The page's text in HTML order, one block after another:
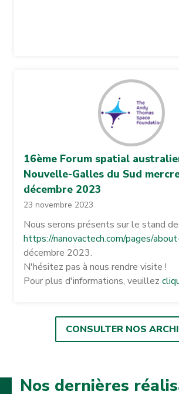
16ème Forum spatial
Nouvelle-Galles du Sud
décembre 2023
23 novembre 2023
Nous serons présents sur le stand
https://nanovactech.com/pages/
décembre 2023.
N'hésitez pas à nous rendre visite !
Pour plus d'informations, veuillez
CONSULTER NOS
Nos dernières